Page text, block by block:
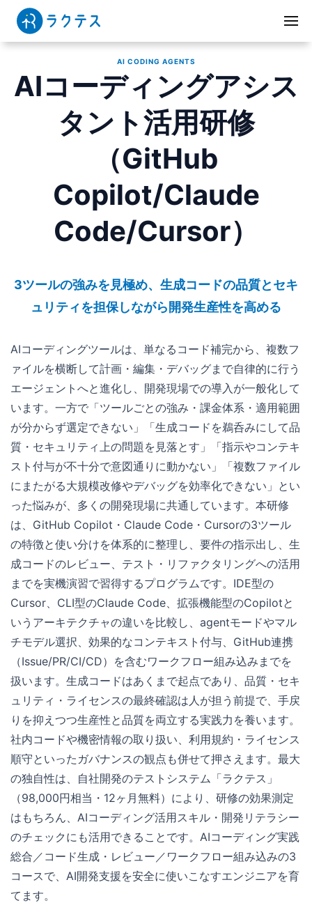
AI CODING AGENTS
AIコーディングアシス
タント活用研修
（GitHub
Copilot/Claude
Code/Cursor）
3ツールの強みを見極め、生成コードの品質とセキ
ュリティを担保しながら開発生産性を高める
AIコーディングツールは、単なるコード補完から、複数フ
ァイルを横断して計画・編集・デバッグまで自律的に行う
エージェントへと進化し、開発現場での導入が一般化して
います。一方で「ツールごとの強み・課金体系・適用範囲
が分からず選定できない」「生成コードを鵜呑みにして品
質・セキュリティ上の問題を見落とす」「指示やコンテキ
スト付与が不十分で意図通りに動かない」「複数ファイル
にまたがる大規模改修やデバッグを効率化できない」とい
った悩みが、多くの開発現場に共通しています。本研修
は、GitHub Copilot・Claude Code・Cursorの3ツール
の特徴と使い分けを体系的に整理し、要件の指示出し、生
成コードのレビュー、テスト・リファクタリングへの活用
までを実機演習で習得するプログラムです。IDE型の
Cursor、CLI型のClaude Code、拡張機能型のCopilotと
いうアーキテクチャの違いを比較し、agentモードやマル
チモデル選択、効果的なコンテキスト付与、GitHub連携
（Issue/PR/CI/CD）を含むワークフロー組み込みまでを
扱います。生成コードはあくまで起点であり、品質・セキ
ュリティ・ライセンスの最終確認は人が担う前提で、手戻
りを抑えつつ生産性と品質を両立する実践力を養います。
社内コードや機密情報の取り扱い、利用規約・ライセンス
順守といったガバナンスの観点も併せて押さえます。最大
の独自性は、自社開発のテストシステム「ラクテス」
（98,000円相当・12ヶ月無料）により、研修の効果測定
はもちろん、AIコーディング活用スキル・開発リテラシー
のチェックにも活用できることです。AIコーディング実践
総合／コード生成・レビュー／ワークフロー組み込みの3
コースで、AI開発支援を安全に使いこなすエンジニアを育
てます。